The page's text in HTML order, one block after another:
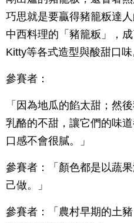
巧思就是要贏得豬籠粄達
中西料理的「豬籠粄」，
Kitty等各式造型與酸甜口味
參賽者：
「因為地瓜的餡太甜；然
乳酪的不甜，讓它們的味
口感不會很膩。」
參賽者：「顏色都是以蔬
己做。」
參賽者：「農村早期的土